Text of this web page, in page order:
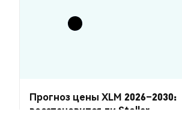
Прогноз цены XLM 2026–2030:
восстановится ли Stellar